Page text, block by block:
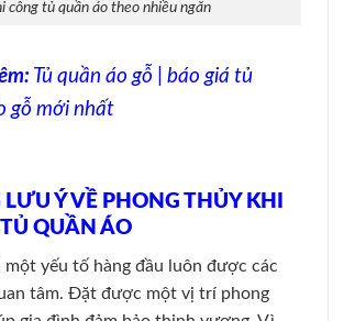
công tủ quần áo theo nhiều ngăn
Tủ quần áo gỗ | báo giá tủ
gỗ mới nhất
Ý VỀ PHONG THỦY KHI
QUẦN ÁO
một yếu tố hàng đầu luôn được các
tâm. Đặt được một vị trí phong